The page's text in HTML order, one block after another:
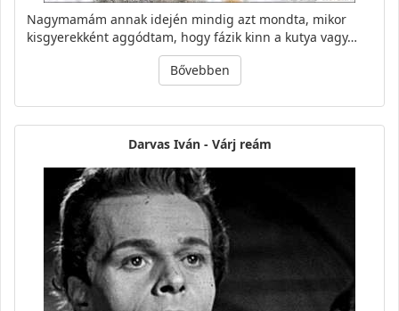
Nagymamám annak idején mindig azt mondta, mikor
kisgyerekként aggódtam, hogy fázik kinn a kutya vagy…
Bővebben
Darvas Iván - Várj reám